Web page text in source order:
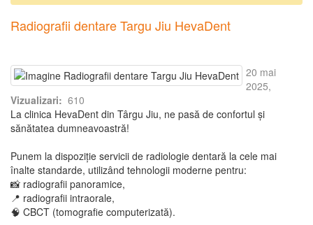
Radiografii dentare Targu Jiu HevaDent
20 mai
2025,
Vizualizari: 610
La clinica HevaDent din Târgu Jiu, ne pasă de confortul și
sănătatea dumneavoastră!
Punem la dispoziție servicii de radiologie dentară la cele mai
înalte standarde, utilizând tehnologii moderne pentru:
📸 radiografii panoramice,
📍 radiografii intraorale,
🧠 CBCT (tomografie computerizată).